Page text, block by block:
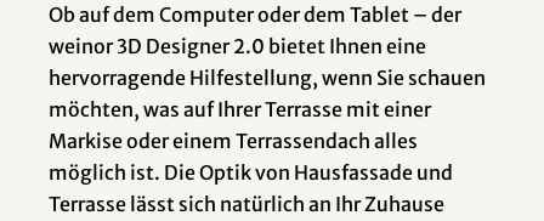
Ob auf dem Computer oder dem Tablet – der
weinor 3D Designer 2.0 bietet Ihnen eine
hervorragende Hilfestellung, wenn Sie schauen
möchten, was auf Ihrer Terrasse mit einer
Markise oder einem Terrassendach alles
möglich ist. Die Optik von Hausfassade und
Terrasse lässt sich natürlich an Ihr Zuhause